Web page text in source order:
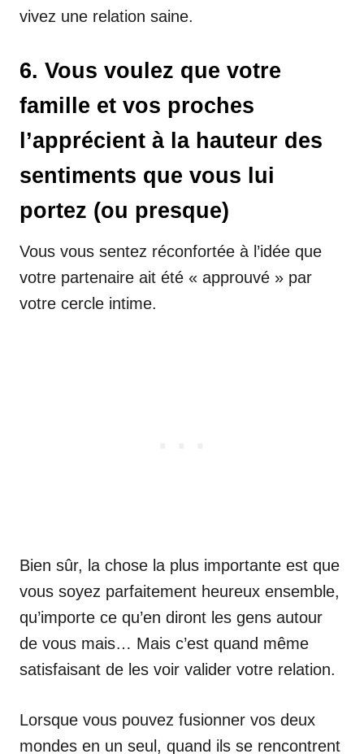
vivez une relation saine.
6. Vous voulez que votre
famille et vos proches
l’apprécient à la hauteur des
sentiments que vous lui
portez (ou presque)
Vous vous sentez réconfortée à l’idée que
votre partenaire ait été « approuvé » par
votre cercle intime.
Bien sûr, la chose la plus importante est que
vous soyez parfaitement heureux ensemble,
qu’importe ce qu’en diront les gens autour
de vous mais… Mais c’est quand même
satisfaisant de les voir valider votre relation.
Lorsque vous pouvez fusionner vos deux
mondes en un seul, quand ils se rencontrent